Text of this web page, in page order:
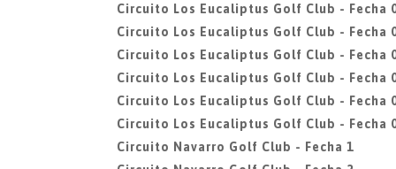
Circuito Los Eucaliptus Golf Club - Fecha
Circuito Los Eucaliptus Golf Club - Fecha
Circuito Los Eucaliptus Golf Club - Fecha
Circuito Los Eucaliptus Golf Club - Fecha
Circuito Los Eucaliptus Golf Club - Fecha
Circuito Los Eucaliptus Golf Club - Fecha
Circuito Navarro Golf Club - Fecha 1